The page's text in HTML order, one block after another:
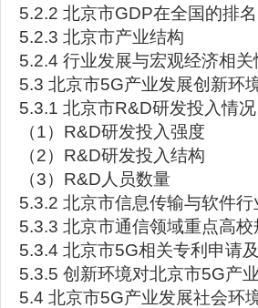
5.2.2 北京市GDP在全国的排名
5.2.3 北京市产业结构
5.2.4 行业发展与宏观经济相关
5.3 北京市5G产业发展创新环
5.3.1 北京市R&D研发投入情况
（1）R&D研发投入强度
（2）R&D研发投入结构
（3）R&D人员数量
5.3.2 北京市信息传输与软件行
5.3.3 北京市通信领域重点高校
5.3.4 北京市5G相关专利申请
5.3.5 创新环境对北京市5G产
5.4 北京市5G产业发展社会环